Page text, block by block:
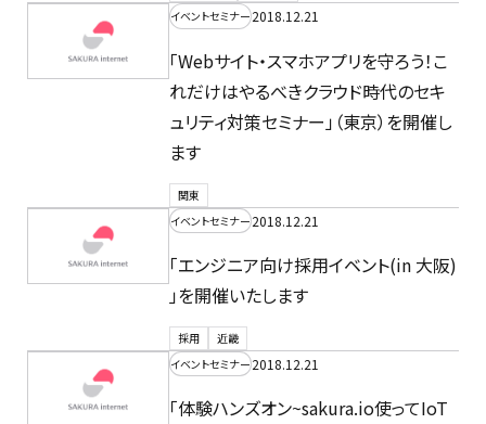
イベントセミナー2018.12.21
「Webサイト・スマホアプリを守ろう！こ
れだけはやるべきクラウド時代のセキ
ュリティ対策セミナー」（東京）を開催し
ます
関東
イベントセミナー2018.12.21
「エンジニア向け採用イベント(in 大阪)
」を開催いたします
採用
近畿
イベントセミナー2018.12.21
「体験ハンズオン~sakura.io使ってIoT